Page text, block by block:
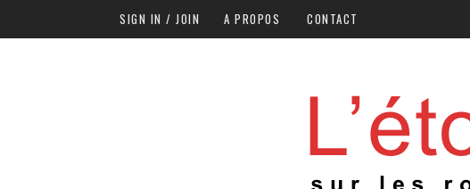
SIGN IN / JOIN A PROPOS CONTACT